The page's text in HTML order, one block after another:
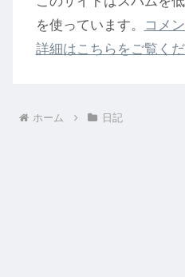
を使っています。
コメ
詳細はこちらをご覧く
ホーム 日記